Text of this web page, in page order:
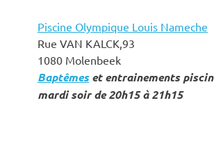
Piscine Olympique Louis Nameche
Rue VAN KALCK,93
1080 Molenbeek
Baptêmeset entrainements
mardi soir de 20h15 à 21h15